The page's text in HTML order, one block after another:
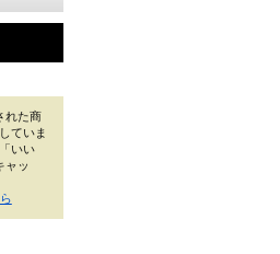
れた商
ていま
いい
ャッ